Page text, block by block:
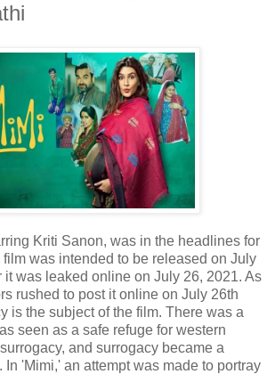
Kriti Sanon, was in the headlines for
was intended to be released on July
it was leaked online on July 26, 2021. As
rushed to post it online on July 26th
is the subject of the film. There was a
seen as a safe refuge for western
and surrogacy became a
In 'Mimi,' an attempt was made to portray